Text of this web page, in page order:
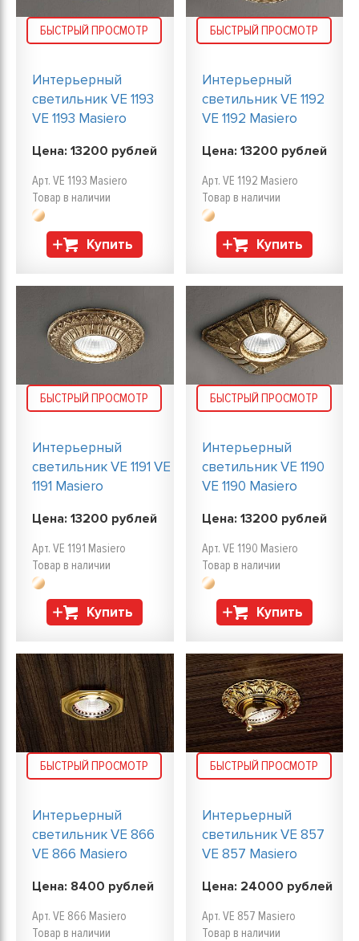
БЫСТРЫЙ ПРОСМОТР
Интерьерный
светильник VE 1193
VE 1193 Masiero
Цена: 13200 рублей
Арт. VE 1193 Masiero
Товар в наличии
Купить
БЫСТРЫЙ ПРОСМОТР
Интерьерный
светильник VE 1192
VE 1192 Masiero
Цена: 13200 рублей
Арт. VE 1192 Masiero
Товар в наличии
Купить
БЫСТРЫЙ ПРОСМОТР
Интерьерный
светильник VE 1191 VE
1191 Masiero
Цена: 13200 рублей
Арт. VE 1191 Masiero
Товар в наличии
Купить
БЫСТРЫЙ ПРОСМОТР
Интерьерный
светильник VE 1190
VE 1190 Masiero
Цена: 13200 рублей
Арт. VE 1190 Masiero
Товар в наличии
Купить
БЫСТРЫЙ ПРОСМОТР
Интерьерный
светильник VE 866
VE 866 Masiero
Цена: 8400 рублей
Арт. VE 866 Masiero
Товар в наличии
БЫСТРЫЙ ПРОСМОТР
Интерьерный
светильник VE 857
VE 857 Masiero
Цена: 24000 рублей
Арт. VE 857 Masiero
Товар в наличии